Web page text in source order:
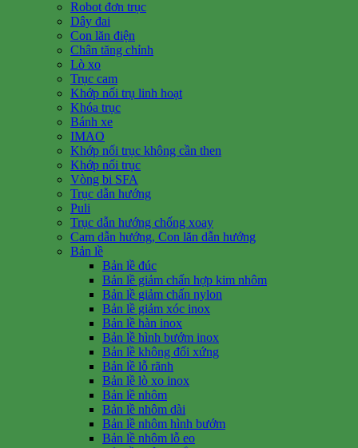
Robot đơn trục
Dây đai
Con lăn điện
Chân tăng chỉnh
Lò xo
Trục cam
Khớp nối trụ linh hoạt
Khóa trục
Bánh xe
IMAO
Khớp nối trục không cần then
Khớp nối trục
Vòng bi SFA
Trục dẫn hướng
Puli
Trục dẫn hướng chống xoay
Cam dẫn hướng, Con lăn dẫn hướng
Bản lề
Bản lề đúc
Bản lề giảm chấn hợp kim nhôm
Bản lề giảm chấn nylon
Bản lề giảm xóc inox
Bản lề hàn inox
Bản lề hình bướm inox
Bản lề không đối xứng
Bản lề lỗ rãnh
Bản lề lò xo inox
Bản lề nhôm
Bản lề nhôm dài
Bản lề nhôm hình bướm
Bản lề nhôm lỗ eo